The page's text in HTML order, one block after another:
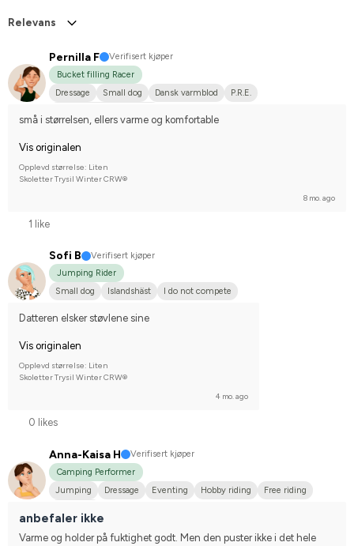
Relevans
Pernilla F
Verifisert kjøper
Bucket filling Racer
Dressage
Small dog Dansk varmblod
P.R.E.
små i størrelsen, ellers varme og komfortable
Vis originalen
Opplevd størrelse: Liten
Skoletter Trysil Winter CRW®
8 mo. ago
1 like
Sofi B
Verifisert kjøper
Jumping Rider
Small dog
Islandshäst I do not compete
Datteren elsker støvlene sine
Vis originalen
Opplevd størrelse: Liten
Skoletter Trysil Winter CRW®
4 mo. ago
0 likes
Anna-Kaisa H
Verifisert kjøper
Camping Performer
Jumping
Dressage Eventing Hobby riding
Free riding
anbefaler ikke
Varme og holder på fuktighet godt. Men den puster ikke i det hele